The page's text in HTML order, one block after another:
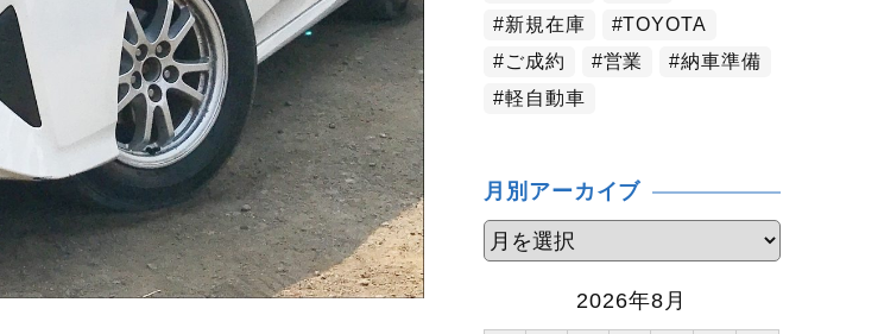
新規在庫
TOYOTA
ご成約
営業
納車準備
軽自動車
月別アーカイブ
2026年8月